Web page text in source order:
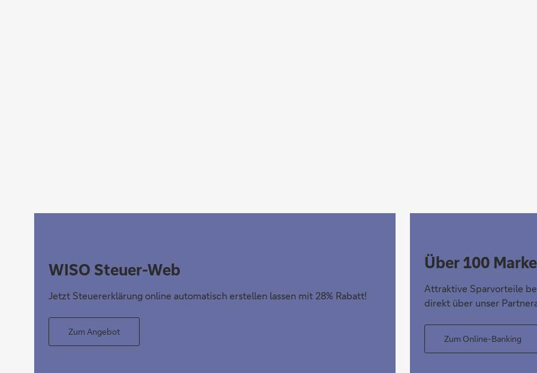
WISO Steuer-Web
Jetzt Steuererklärung online automatisch erstellen lassen mit 28% Rabatt!
Zum Angebot
Über 100
Attraktive Sparvorteile
direkt über unser
Zum Online-Banking